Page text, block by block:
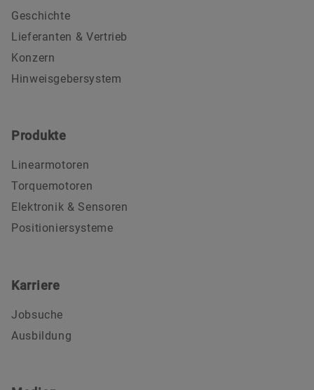
Geschichte
Lieferanten & Vertrieb
Konzern
Hinweisgebersystem
Produkte
Linearmotoren
Torquemotoren
Elektronik & Sensoren
Positioniersysteme
Karriere
Jobsuche
Ausbildung